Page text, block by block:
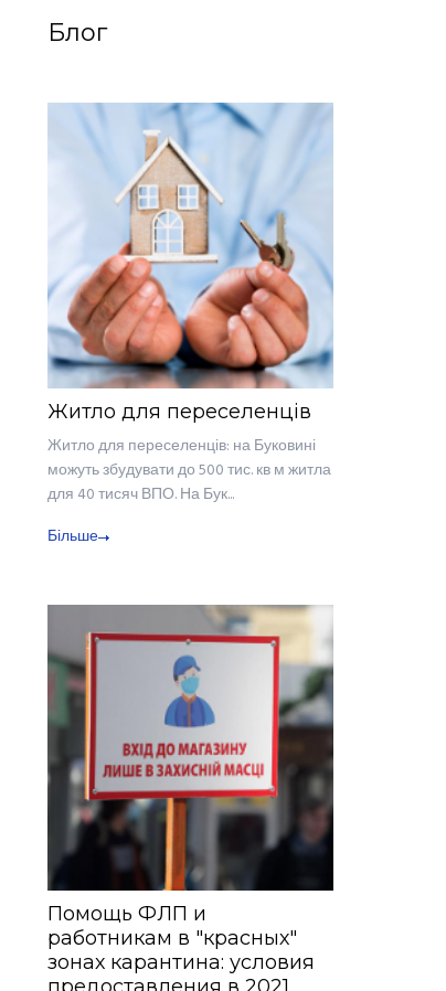
Блог
Житло для переселенців
Житло для переселенців: на Буковині
можуть збудувати до 500 тис. кв м житла
для 40 тисяч ВПО. На Бук...
Більше
Помощь ФЛП и
работникам в "красных"
зонах карантина: условия